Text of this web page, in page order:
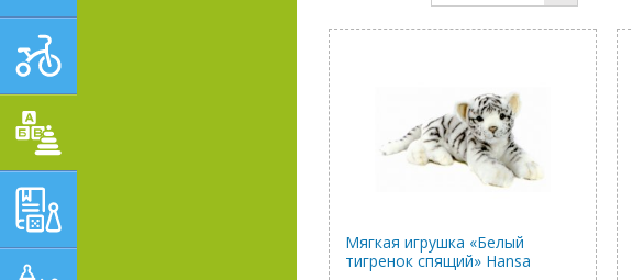
Мягкая игрушка «Белый
тигренок спящий» Hansa